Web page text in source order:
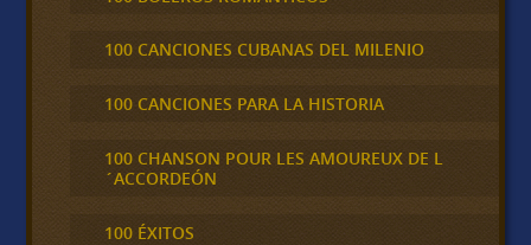
100 CANCIONES CUBANAS DEL MILENIO
100 CANCIONES PARA LA HISTORIA
100 CHANSON POUR LES AMOUREUX DE L
´ACCORDEÓN
100 ÉXITOS